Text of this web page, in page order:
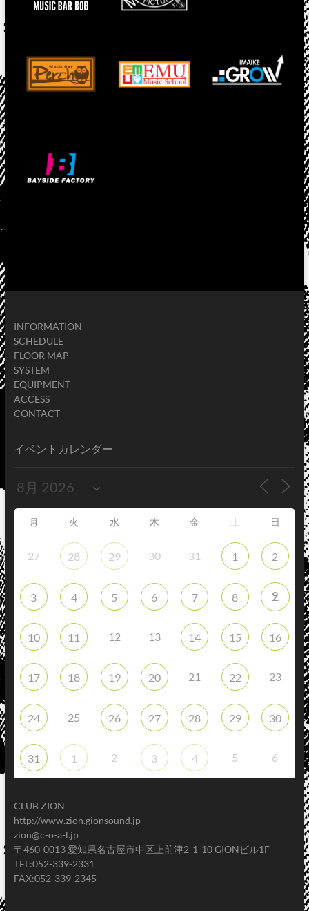
INFORMATION
SCHEDULE
FLOOR MAP
SYSTEM
EQUIPMENT
ACCESS
CONTACT
イベントカレンダー
月 火 水 木 金 土 日
27 28 29 30 31 1 2
3 4 5 6 7 8 9
10 11 12 13 14 15 16
17 18 19 20 21 22 23
24 25 26 27 28 29 30
31 1 2 3 4 5 6
CLUB ZION
http://www.zion.gionsound.jp
zion@c-o-a-l.jp
〒460-0013 愛知県名古屋市中区上前津2-1-10 GIONビル1F
TEL:052-339-2331
FAX:052-339-2345